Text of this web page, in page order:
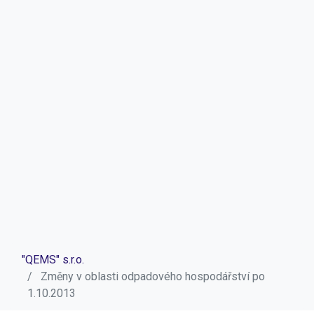
"QEMS" s.r.o.
Změny v oblasti odpadového hospodářství po
1.10.2013